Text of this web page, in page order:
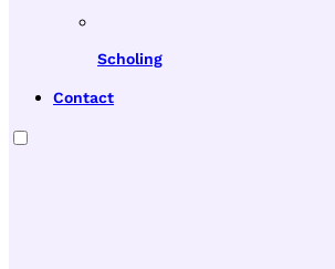
Scholing
Contact